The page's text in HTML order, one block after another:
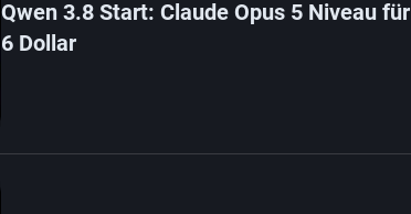
Qwen 3.8 Start: Claude Opus 5 Niveau für
6 Dollar